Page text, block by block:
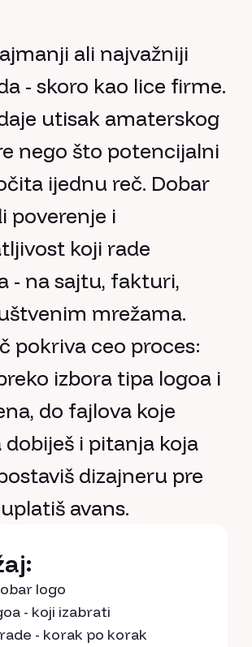
ali najvažniji
- skoro kao lice firme.
utisak amaterskog
nego što potencijalni
ijednu reč. Dobar
poverenje i
koji rade
- na sajtu, fakturi,
mrežama.
pokriva ceo proces:
izbora tipa logoa i
do fajlova koje
dobiješ i pitanja koja
dizajneru pre
avans.
logo
- koji izabrati
- korak po korak